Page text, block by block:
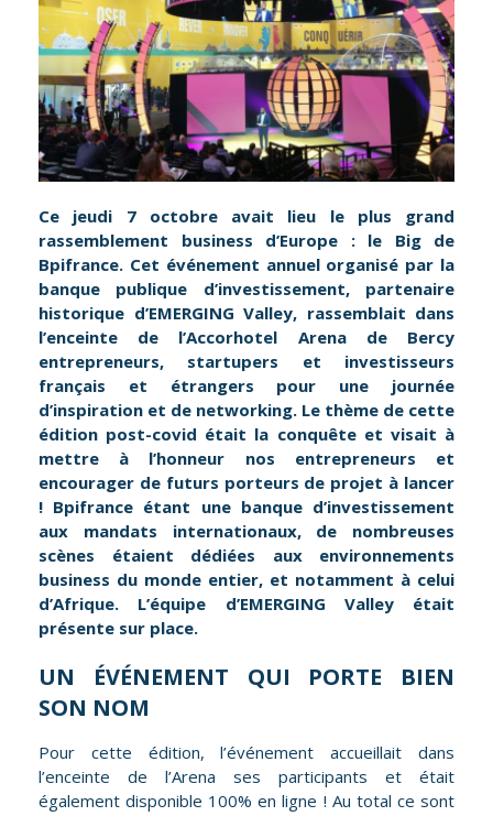
Ce jeudi 7 octobre avait lieu le plus grand
rassemblement business d’Europe : le Big de
Bpifrance. Cet événement annuel organisé par la
banque publique d’investissement, partenaire
historique d’EMERGING Valley, rassemblait dans
l’enceinte de l’Accorhotel Arena de Bercy
entrepreneurs, startupers et investisseurs
français et étrangers pour une journée
d’inspiration et de networking. Le thème de cette
édition post-covid était la conquête et visait à
mettre à l’honneur nos entrepreneurs et
encourager de futurs porteurs de projet à lancer
! Bpifrance étant une banque d’investissement
aux mandats internationaux, de nombreuses
scènes étaient dédiées aux environnements
business du monde entier, et notamment à celui
d’Afrique. L’équipe d’EMERGING Valley était
présente sur place.
UN ÉVÉNEMENT QUI PORTE BIEN
SON NOM
Pour cette édition, l’événement accueillait dans
l’enceinte de l’Arena ses participants et était
également disponible 100% en ligne ! Au total ce sont